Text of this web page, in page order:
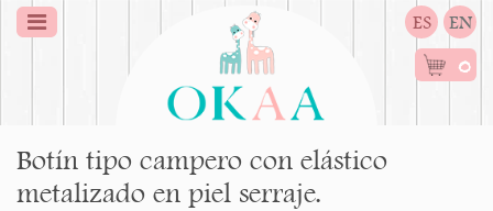
ES EN
0
Botín tipo campero con elástico
metalizado en piel serraje.